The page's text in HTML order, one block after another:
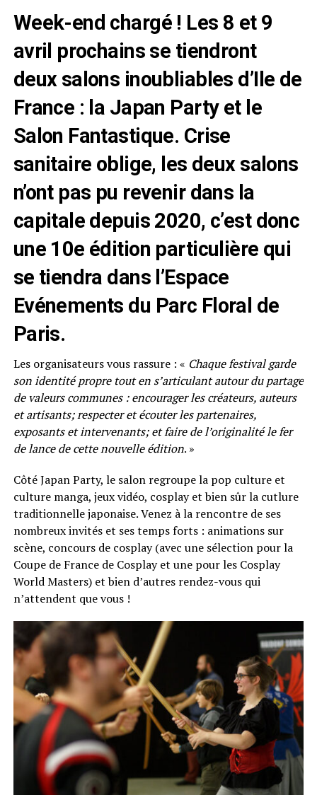
Week-end chargé ! Les 8 et 9
avril prochains se tiendront
deux salons inoubliables d’Ile de
France : la Japan Party et le
Salon Fantastique. Crise
sanitaire oblige, les deux salons
n’ont pas pu revenir dans la
capitale depuis 2020, c’est donc
une 10e édition particulière qui
se tiendra dans l’Espace
Evénements du Parc Floral de
Paris.
Les organisateurs vous rassure : « Chaque festival garde
son identité propre tout en s’articulant autour du partage
de valeurs communes : encourager les créateurs, auteurs
et artisants; respecter et écouter les partenaires,
exposants et intervenants; et faire de l’originalité le fer
de lance de cette nouvelle édition. »
Côté Japan Party, le salon regroupe la pop culture et
culture manga, jeux vidéo, cosplay et bien sûr la cutlure
traditionnelle japonaise. Venez à la rencontre de ses
nombreux invités et ses temps forts : animations sur
scène, concours de cosplay (avec une sélection pour la
Coupe de France de Cosplay et une pour les Cosplay
World Masters) et bien d’autres rendez-vous qui
n’attendent que vous !